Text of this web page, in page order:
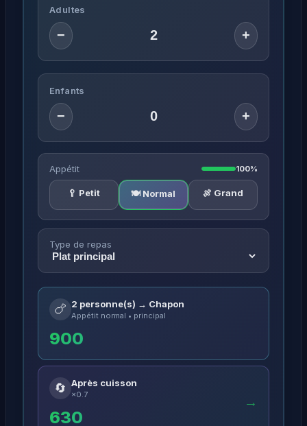
Adultes
− +
Enfants
− +
Appétit 100%
🥄 Petit 🍽️ Normal 🍖 Grand
Type de repas
🍗 2 personne(s) → Chapon
Appétit normal • principal
900
🔄 Après cuisson
×0.7
630
→